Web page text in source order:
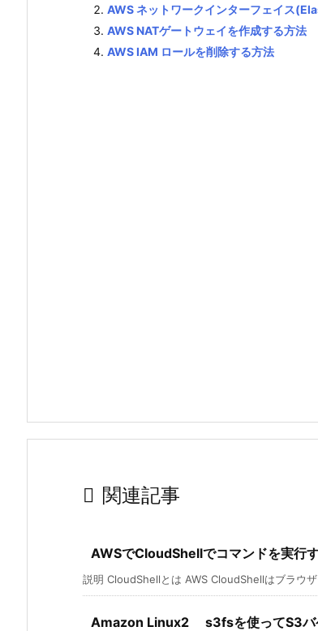
AWS ネットワークインターフェイス
AWS NATゲートウェイを作成する方法
AWS IAM ロールを削除する方法
 関連記事
AWSでCloudShellでコマンドを実行
説明 CloudShellとは AWS CloudShellはブラウ
Amazon Linux2 s3fsを使ってS3バ